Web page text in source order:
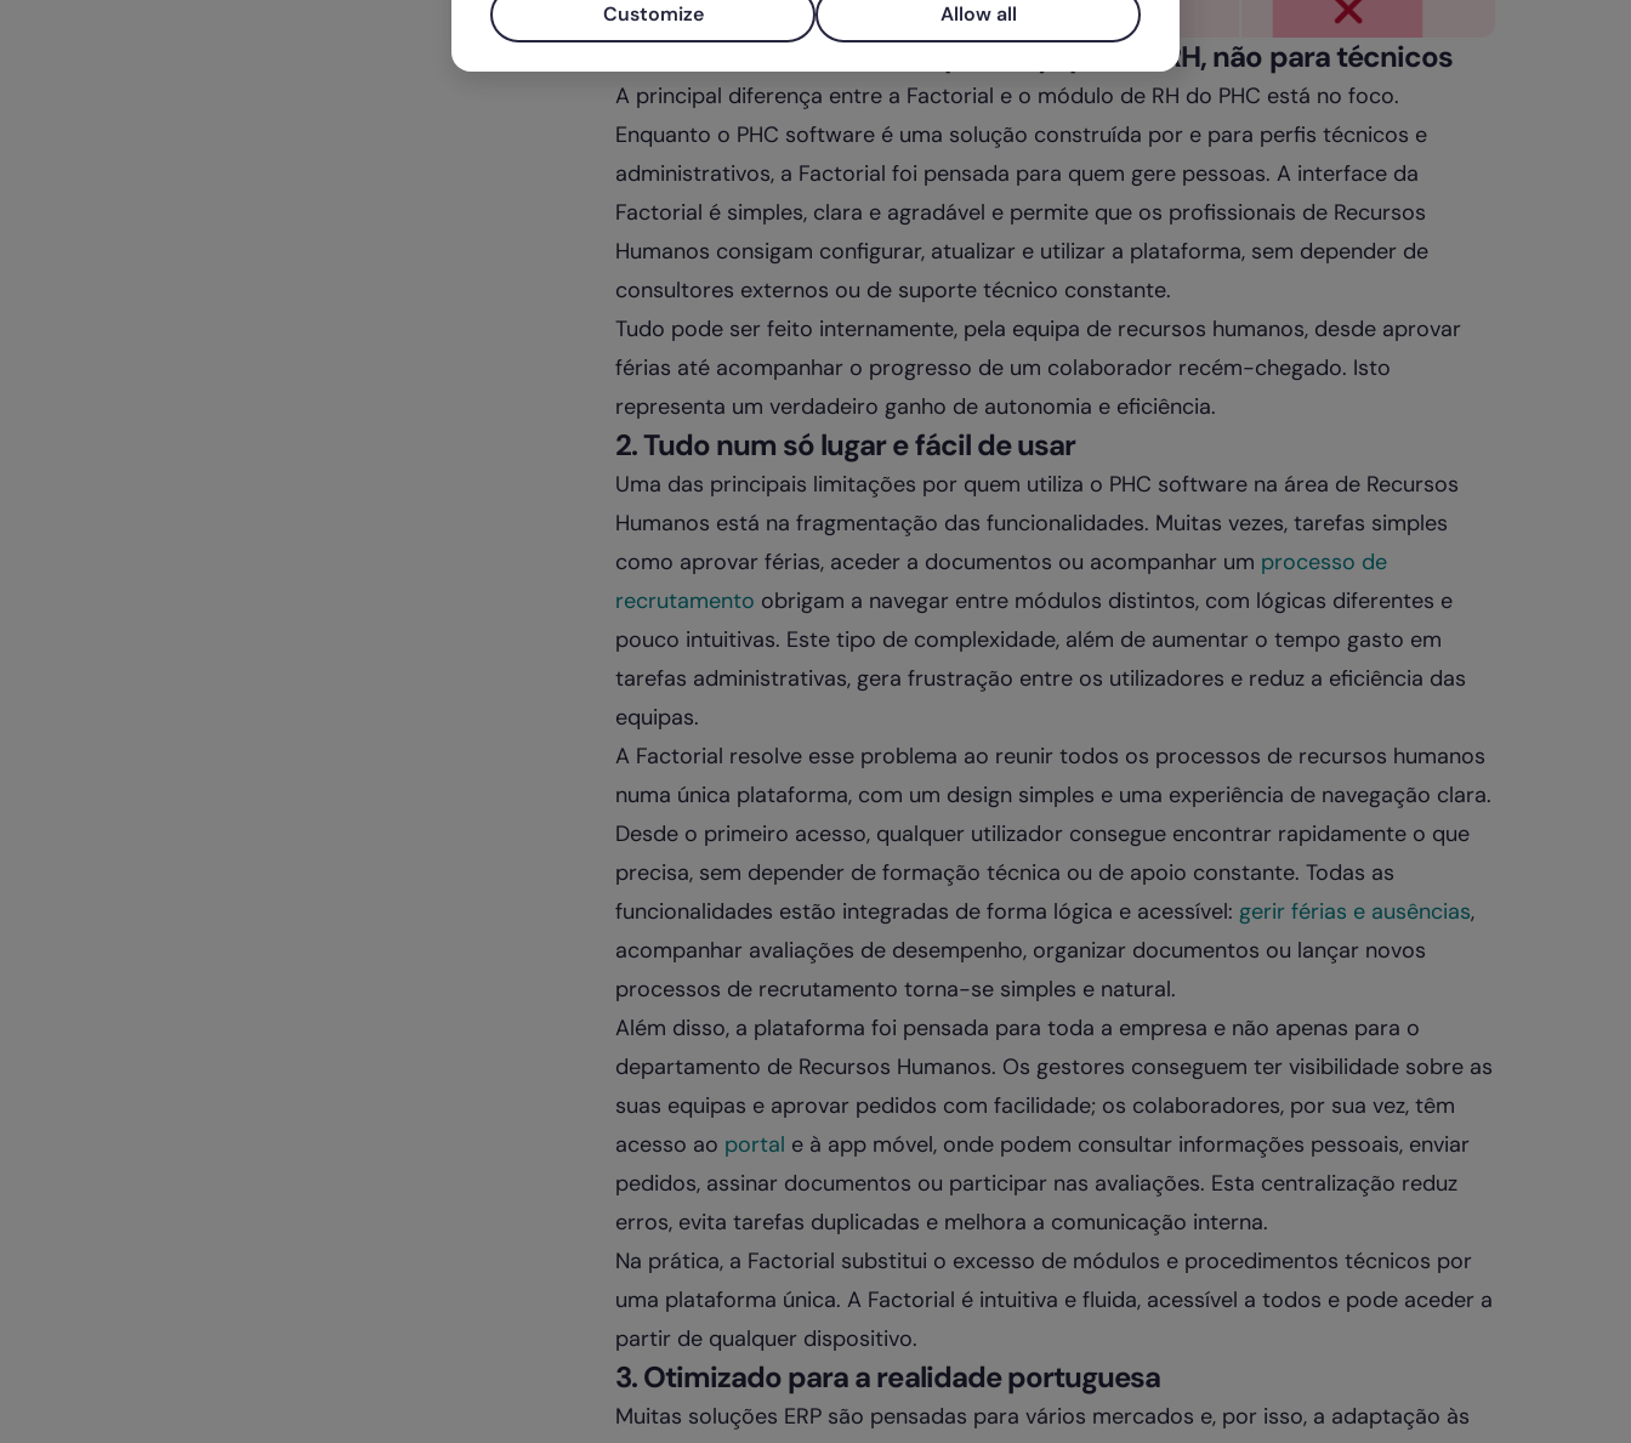
1. Plataforma desenhada para equipas de RH, não para técnicos
A principal diferença entre a Factorial e o módulo de RH do PHC está no foco.
Enquanto o PHC software é uma solução construída por e para perfis técnicos e
administrativos, a Factorial foi pensada para quem gere pessoas. A interface da
Factorial é simples, clara e agradável e permite que os profissionais de Recursos
Humanos consigam configurar, atualizar e utilizar a plataforma, sem depender de
consultores externos ou de suporte técnico constante.
Tudo pode ser feito internamente, pela equipa de recursos humanos, desde aprovar
férias até acompanhar o progresso de um colaborador recém-chegado. Isto
representa um verdadeiro ganho de autonomia e eficiência.
2. Tudo num só lugar e fácil de usar
Uma das principais limitações por quem utiliza o PHC software na área de Recursos
Humanos está na fragmentação das funcionalidades. Muitas vezes, tarefas simples
como aprovar férias, aceder a documentos ou acompanhar um processo de
recrutamento obrigam a navegar entre módulos distintos, com lógicas diferentes e
pouco intuitivas. Este tipo de complexidade, além de aumentar o tempo gasto em
tarefas administrativas, gera frustração entre os utilizadores e reduz a eficiência das
equipas.
A Factorial resolve esse problema ao reunir todos os processos de recursos humanos
numa única plataforma, com um design simples e uma experiência de navegação clara.
Desde o primeiro acesso, qualquer utilizador consegue encontrar rapidamente o que
precisa, sem depender de formação técnica ou de apoio constante. Todas as
funcionalidades estão integradas de forma lógica e acessível: gerir férias e ausências,
acompanhar avaliações de desempenho, organizar documentos ou lançar novos
processos de recrutamento torna-se simples e natural.
Além disso, a plataforma foi pensada para toda a empresa e não apenas para o
departamento de Recursos Humanos. Os gestores conseguem ter visibilidade sobre as
suas equipas e aprovar pedidos com facilidade; os colaboradores, por sua vez, têm
acesso ao portal e à app móvel, onde podem consultar informações pessoais, enviar
pedidos, assinar documentos ou participar nas avaliações. Esta centralização reduz
erros, evita tarefas duplicadas e melhora a comunicação interna.
Na prática, a Factorial substitui o excesso de módulos e procedimentos técnicos por
uma plataforma única. A Factorial é intuitiva e fluida, acessível a todos e pode aceder a
partir de qualquer dispositivo.
3. Otimizado para a realidade portuguesa
Muitas soluções ERP são pensadas para vários mercados e, por isso, a adaptação às
Customize Allow all